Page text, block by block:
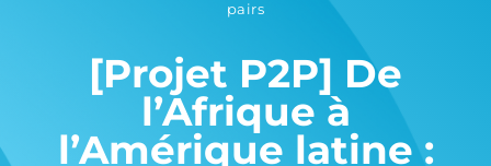
pairs
[Projet P2P] De
l’Afrique à
l’Amérique latine :